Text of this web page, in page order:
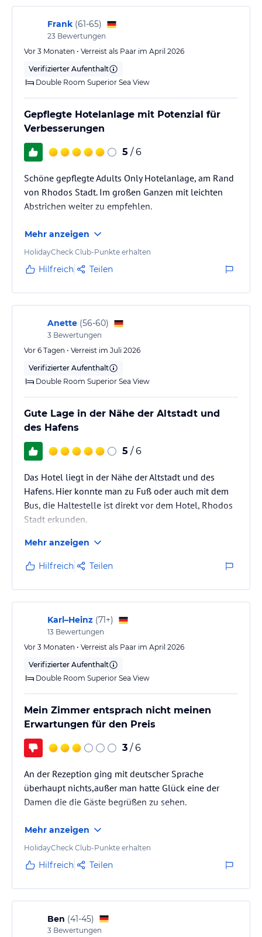
Hinweis: Verfasst von HolidayCheck mit Hilfe von KI. Alle
Angaben ohne Gewähr. Bitte lies vor der Buchung die
verbindlichenAngebotsdetails
Frank (61-65)
23 Bewertungen
Vor 3 Monaten • Verreist als Paar im April 2026
Verifizierter Aufenthalt
Double Room Superior Sea View
Gepflegte Hotelanlage mit Potenzial für
Verbesserungen
5 / 6
Schöne gepflegte Adults Only Hotelanlage, am Rand
von Rhodos Stadt. Im großen Ganzen mit leichten
Abstrichen weiter zu empfehlen.
Mehr anzeigen
HolidayCheck Club-Punkte erhalten
Hilfreich Teilen
Anette (56-60)
3 Bewertungen
Vor 6 Tagen • Verreist im Juli 2026
Verifizierter Aufenthalt
Double Room Superior Sea View
Gute Lage in der Nähe der Altstadt und
des Hafens
5 / 6
Das Hotel liegt in der Nähe der Altstadt und des
Hafens. Hier konnte man zu Fuß oder auch mit dem
Bus, die Haltestelle ist direkt vor dem Hotel, Rhodos
Stadt erkunden.
Mehr anzeigen
Hilfreich Teilen
Karl–Heinz (71+)
13 Bewertungen
Vor 3 Monaten • Verreist als Paar im April 2026
Verifizierter Aufenthalt
Double Room Superior Sea View
Mein Zimmer entsprach nicht meinen
Erwartungen für den Preis
3 / 6
An der Rezeption ging mit deutscher Sprache
überhaupt nichts,außer man hatte Glück eine der
Damen die die Gäste begrüßen zu sehen.
Mehr anzeigen
HolidayCheck Club-Punkte erhalten
Hilfreich Teilen
Ben (41-45)
3 Bewertungen